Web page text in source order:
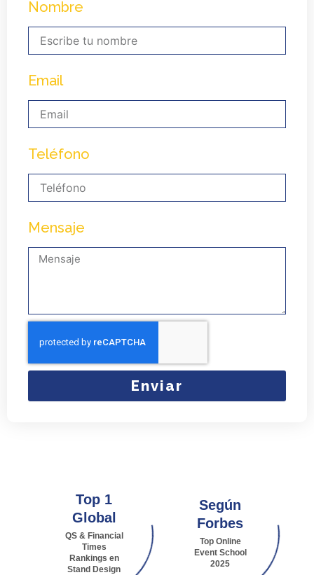
Nombre
Email
Teléfono
Mensaje
Enviar
Top 1
Global
QS & Financial
Times
Rankings en
Stand Design
Según
Forbes
Top Online
Event School
2025